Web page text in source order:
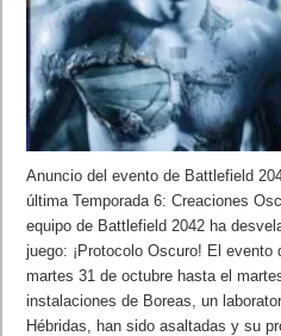
Anuncio del evento de Battlefield
última Temporada 6: Creaciones
equipo de Battlefield 2042 ha
juego: ¡Protocolo Oscuro! El evento
martes 31 de octubre hasta el
instalaciones de Boreas, un
Hébridas, han sido asaltadas y su